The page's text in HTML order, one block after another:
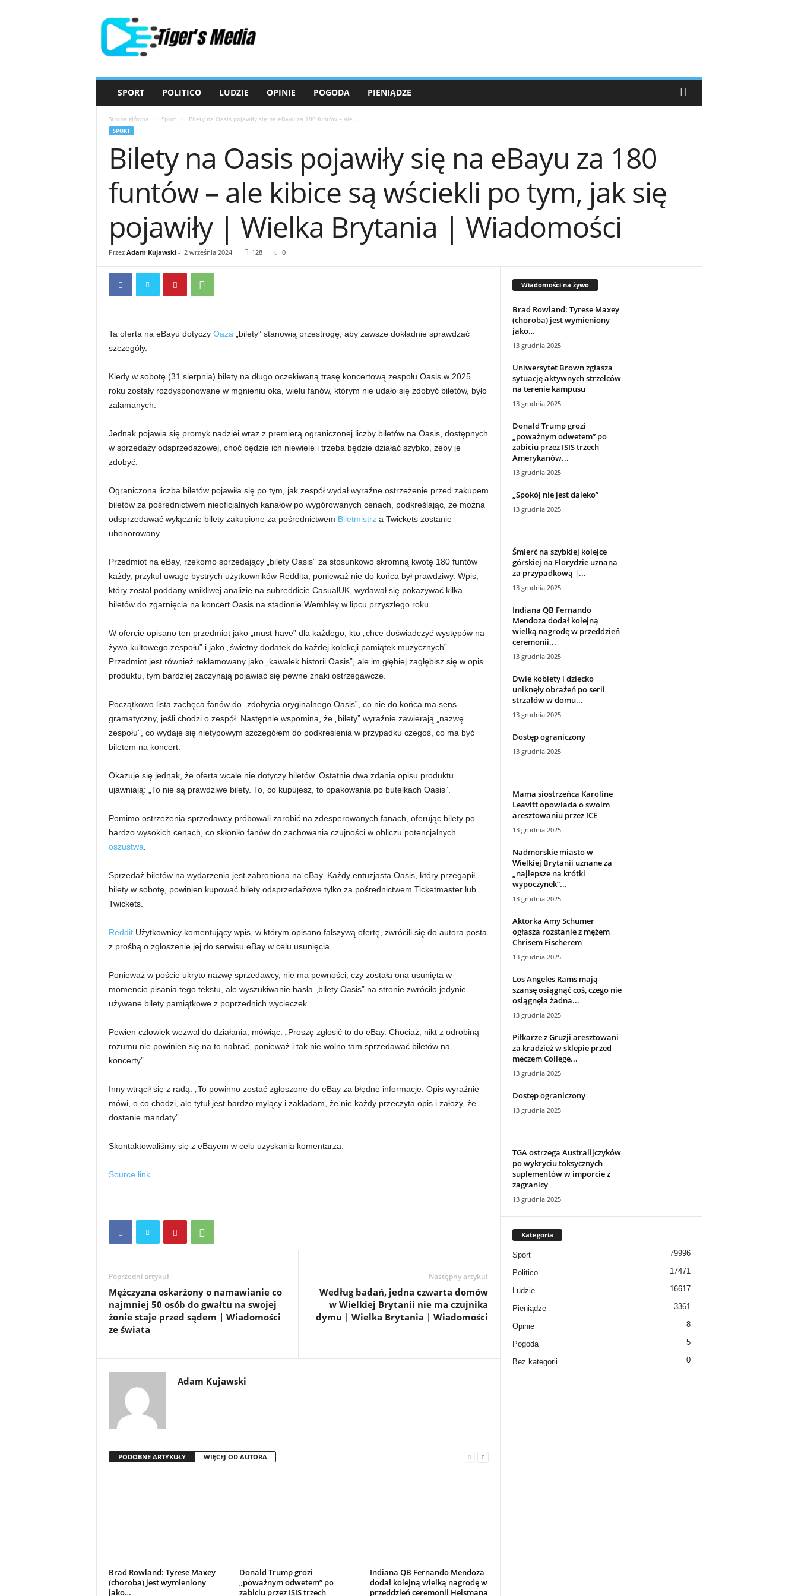
SPORT POLITICO LUDZIE OPINIE POGODA PIENIĄDZE
Strona główna Sport Bilety na Oasis pojawiły się na eBayu za 180 funtów – ale...
SPORT
Bilety na Oasis pojawiły się na eBayu za 180
funtów – ale kibice są wściekli po tym, jak się
pojawiły | Wielka Brytania | Wiadomości
Przez Adam Kujawski- 2 września 2024 128 0
Ta oferta na eBayu dotyczy Oaza „bilety” stanowią przestrogę, aby zawsze dokładnie sprawdzać
szczegóły.
Kiedy w sobotę (31 sierpnia) bilety na długo oczekiwaną trasę koncertową zespołu Oasis w 2025
roku zostały rozdysponowane w mgnieniu oka, wielu fanów, którym nie udało się zdobyć biletów, było
załamanych.
Jednak pojawia się promyk nadziei wraz z premierą ograniczonej liczby biletów na Oasis, dostępnych
w sprzedaży odsprzedażowej, choć będzie ich niewiele i trzeba będzie działać szybko, żeby je
zdobyć.
Ograniczona liczba biletów pojawiła się po tym, jak zespół wydał wyraźne ostrzeżenie przed zakupem
biletów za pośrednictwem nieoficjalnych kanałów po wygórowanych cenach, podkreślając, że można
odsprzedawać wyłącznie bilety zakupione za pośrednictwem Biletmistrza Twickets zostanie
uhonorowany.
Przedmiot na eBay, rzekomo sprzedający „bilety Oasis” za stosunkowo skromną kwotę 180 funtów
każdy, przykuł uwagę bystrych użytkowników Reddita, ponieważ nie do końca był prawdziwy. Wpis,
który został poddany wnikliwej analizie na subreddicie CasualUK, wydawał się pokazywać kilka
biletów do zgarnięcia na koncert Oasis na stadionie Wembley w lipcu przyszłego roku.
W ofercie opisano ten przedmiot jako „must-have” dla każdego, kto „chce doświadczyć występów na
żywo kultowego zespołu” i jako „świetny dodatek do każdej kolekcji pamiątek muzycznych”.
Przedmiot jest również reklamowany jako „kawałek historii Oasis”, ale im głębiej zagłębisz się w opis
produktu, tym bardziej zaczynają pojawiać się pewne znaki ostrzegawcze.
Początkowo lista zachęca fanów do „zdobycia oryginalnego Oasis”, co nie do końca ma sens
gramatyczny, jeśli chodzi o zespół. Następnie wspomina, że ​​„bilety” wyraźnie zawierają „nazwę
zespołu”, co wydaje się nietypowym szczegółem do podkreślenia w przypadku czegoś, co ma być
biletem na koncert.
Okazuje się jednak, że oferta wcale nie dotyczy biletów. Ostatnie dwa zdania opisu produktu
ujawniają: „To nie są prawdziwe bilety. To, co kupujesz, to opakowania po butelkach Oasis”.
Pomimo ostrzeżenia sprzedawcy próbowali zarobić na zdesperowanych fanach, oferując bilety po
bardzo wysokich cenach, co skłoniło fanów do zachowania czujności w obliczu potencjalnych
oszustwa
Sprzedaż biletów na wydarzenia jest zabroniona na eBay. Każdy entuzjasta Oasis, który przegapił
bilety w sobotę, powinien kupować bilety odsprzedażowe tylko za pośrednictwem Ticketmaster lub
Twickets.
RedditUżytkownicy komentujący wpis, w którym opisano fałszywą ofertę, zwrócili się do autora posta
z prośbą o zgłoszenie jej do serwisu eBay w celu usunięcia.
Ponieważ w poście ukryto nazwę sprzedawcy, nie ma pewności, czy została ona usunięta w
momencie pisania tego tekstu, ale wyszukiwanie hasła „bilety Oasis” na stronie zwróciło jedynie
używane bilety pamiątkowe z poprzednich wycieczek.
Pewien człowiek wezwał do działania, mówiąc: „Proszę zgłosić to do eBay. Chociaż, nikt z odrobiną
rozumu nie powinien się na to nabrać, ponieważ i tak nie wolno tam sprzedawać biletów na
koncerty”.
Inny wtrącił się z radą: „To powinno zostać zgłoszone do eBay za błędne informacje. Opis wyraźnie
mówi, o co chodzi, ale tytuł jest bardzo mylący i zakładam, że nie każdy przeczyta opis i założy, że
dostanie mandaty”.
Skontaktowaliśmy się z eBayem w celu uzyskania komentarza.
Source link
Poprzedni artykuł
Mężczyzna oskarżony o namawianie co
najmniej 50 osób do gwałtu na swojej
żonie staje przed sądem | Wiadomości
ze świata
Następny artykuł
Według badań, jedna czwarta domów
w Wielkiej Brytanii nie ma czujnika
dymu | Wielka Brytania | Wiadomości
Adam Kujawski
PODOBNE ARTYKUŁY WIĘCEJ OD AUTORA
Brad Rowland: Tyrese Maxey
(choroba) jest wymieniony
jako…
Donald Trump grozi
„poważnym odwetem” po
zabiciu przez ISIS trzech
Indiana QB Fernando Mendoza
dodał kolejną wielką nagrodę w
przeddzień ceremonii Heismana
Wiadomości na żywo
Brad Rowland: Tyrese Maxey
(choroba) jest wymieniony
jako…
13 grudnia 2025
Uniwersytet Brown zgłasza
sytuację aktywnych strzelców
na terenie kampusu
13 grudnia 2025
Donald Trump grozi
„poważnym odwetem” po
zabiciu przez ISIS trzech
Amerykanów...
13 grudnia 2025
„Spokój nie jest daleko”
13 grudnia 2025
Śmierć na szybkiej kolejce
górskiej na Florydzie uznana
za przypadkową |...
13 grudnia 2025
Indiana QB Fernando
Mendoza dodał kolejną
wielką nagrodę w przeddzień
ceremonii...
13 grudnia 2025
Dwie kobiety i dziecko
uniknęły obrażeń po serii
strzałów w domu...
13 grudnia 2025
Dostęp ograniczony
13 grudnia 2025
Mama siostrzeńca Karoline
Leavitt opowiada o swoim
aresztowaniu przez ICE
13 grudnia 2025
Nadmorskie miasto w
Wielkiej Brytanii uznane za
„najlepsze na krótki
wypoczynek”...
13 grudnia 2025
Aktorka Amy Schumer
ogłasza rozstanie z mężem
Chrisem Fischerem
13 grudnia 2025
Los Angeles Rams mają
szansę osiągnąć coś, czego nie
osiągnęła żadna...
13 grudnia 2025
Piłkarze z Gruzji aresztowani
za kradzież w sklepie przed
meczem College...
13 grudnia 2025
Dostęp ograniczony
13 grudnia 2025
TGA ostrzega Australijczyków
po wykryciu toksycznych
suplementów w imporcie z
zagranicy
13 grudnia 2025
Kategoria
Sport 79996
Politico 17471
Ludzie 16617
Pieniądze 3361
Opinie 8
Pogoda 5
Bez kategorii 0